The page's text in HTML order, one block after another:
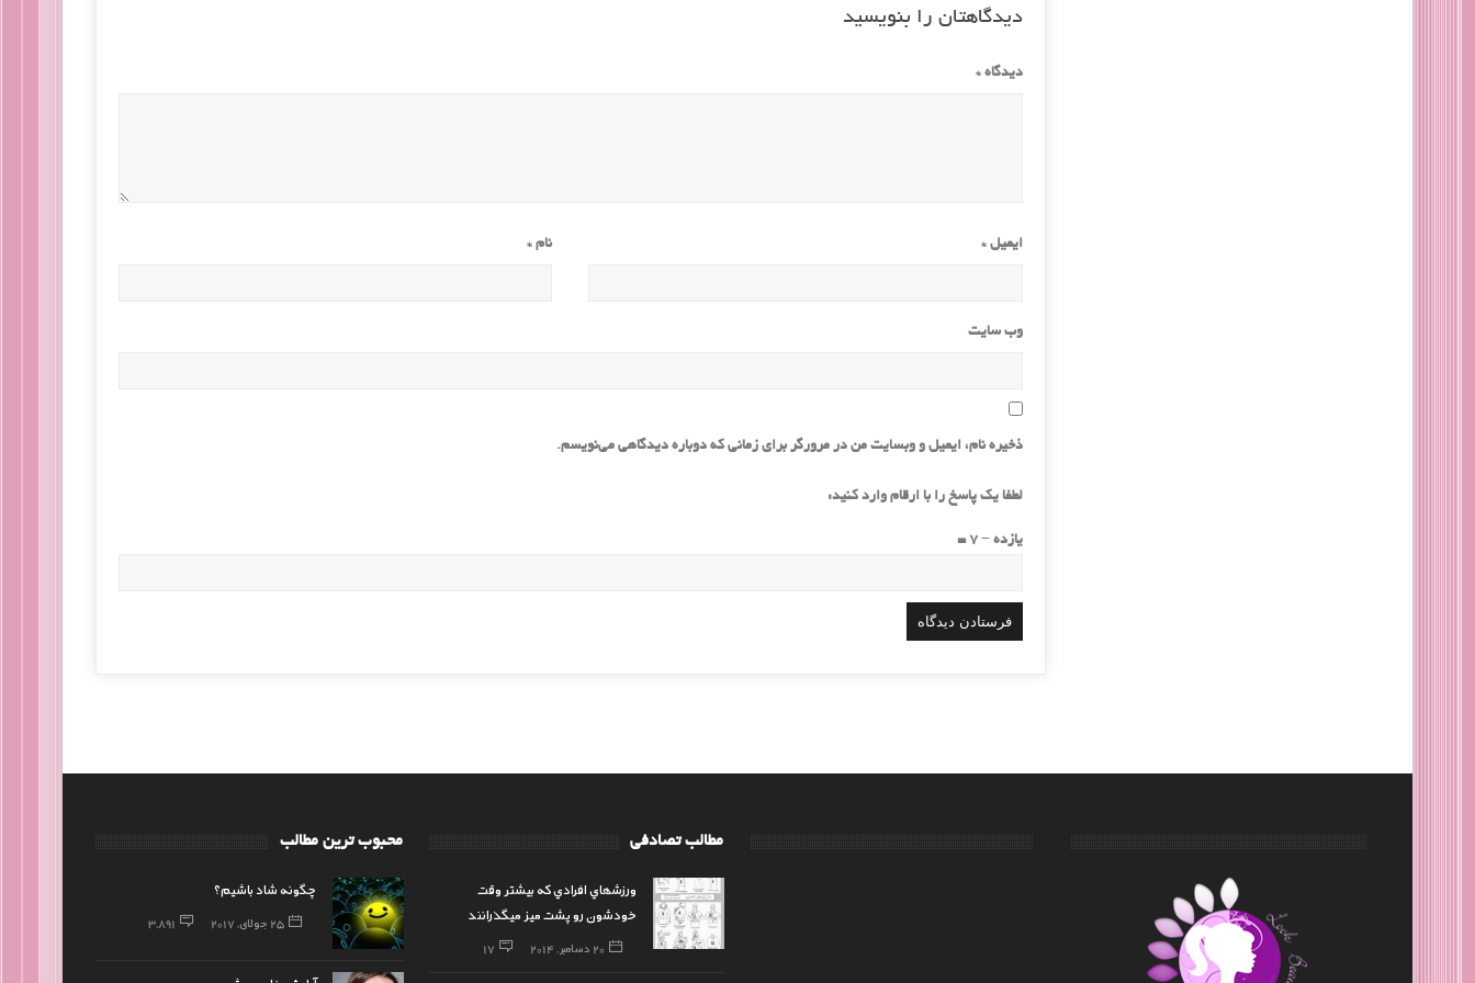
دیدگاهتان را بنویسید
دیدگاه*
نام * ایمیل*
وب‌ سایت
ذخیره نام، ایمیل و وبسایت من در مرورگر برای زمانی که دوباره دیدگاهی می‌نویسم.
لطفا یک پاسخ را با ارقام وارد کنید:
یازده − 7 =
محبوب ترین مطالب
چگونه شاد باشیم؟
25 جولای, 2017 3,891
مطالب تصادفی
ورزشهاي افرادي كه بيشتر وقت
خودشون رو پشت ميز ميگذرانند
20 دسامبر, 2014 17